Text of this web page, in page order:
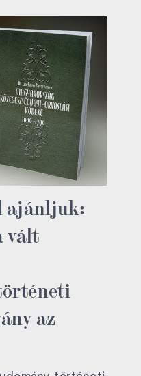
ajánljuk:
vált
az